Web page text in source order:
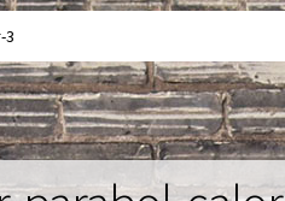
Créations sur commande
à poserLes Collections
3